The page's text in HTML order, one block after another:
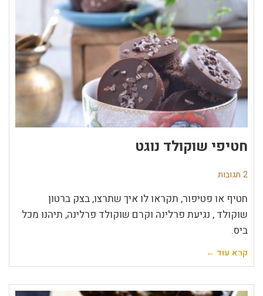
חטיפי שוקולד נוגט
2 תגובות
חטיף או פטיפור, תקראו לו איך שתרצו, בצק ברטון
שוקולד , נגיעת פרלינה וקרם שוקולד פרלינה, תיהנו מכל
ביס.
קרא עוד ←